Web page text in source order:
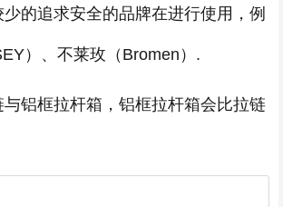
的追求安全的品牌在进行使用，例
）、不莱玫（Bromen）.
与铝框拉杆箱，铝框拉杆箱会比拉链